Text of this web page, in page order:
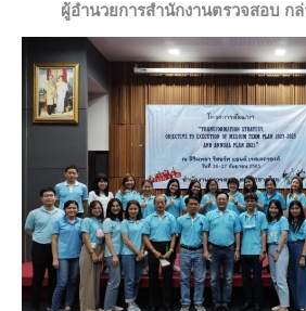
ผู้อำนวยการสำนักงานตรวจสอบ ก